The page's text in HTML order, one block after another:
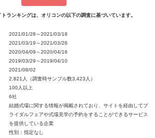
ランキングは、オリコンの以下の調査に基づいています。
2021/01/28～2021/03/18
2021/03/19～2021/03/26
2020/04/09～2020/04/16
2019/03/29～2019/04/10
2021/08/02
2,821人（調査時サンプル数3,423人）
100人以上
6社
結婚式場に関する情報が掲載されており、サイトを経由してブ
ライダルフェアや式場見学の予約をすることができるサービス
を提供している企業
性別：指定なし